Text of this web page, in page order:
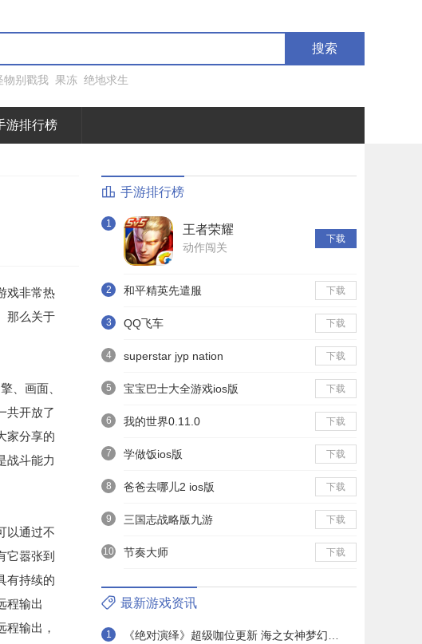
搜索
物别戳我 果冻 绝地求生
游排行榜
戏非常热
那么关于
、画面、
共开放了
家分享的
战斗能力
以通过不
它嚣张到
有持续的
程输出
程输出，
手游排行榜
1 王者荣耀
动作闯关
下载
2 和平精英先遣服 下载
3 QQ飞车 下载
4 superstar jyp nation 下载
5 宝宝巴士大全游戏ios版 下载
6 我的世界0.11.0 下载
7 学做饭ios版 下载
8 爸爸去哪儿2 ios版 下载
9 三国志战略版九游 下载
10 节奏大师 下载
最新游戏资讯
1